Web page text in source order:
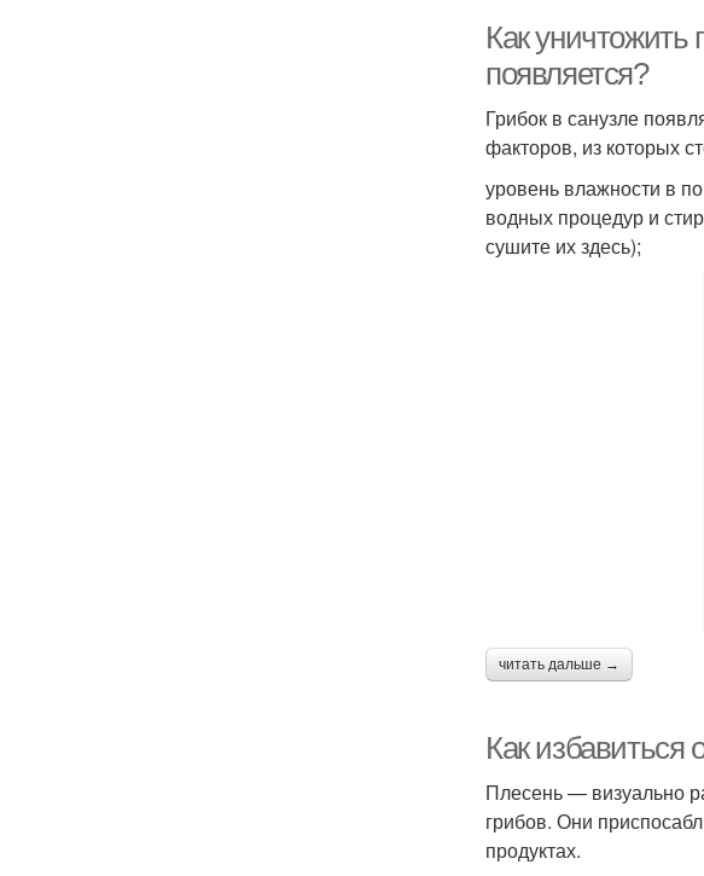
Как уничтожить
появляется?
Грибок в санузле
факторов, из которых
уровень влажности в
водных процедур и
сушите их здесь);
читать дальше →
Как избавиться
Плесень — визуально
грибов. Они
продуктах.